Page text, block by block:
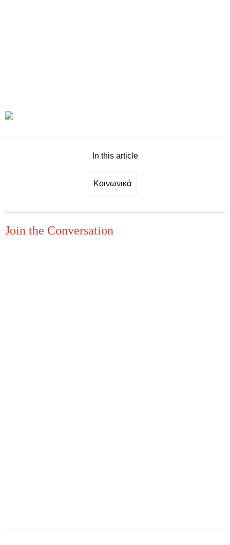
In this article
Κοινωνικά
Join the Conversation